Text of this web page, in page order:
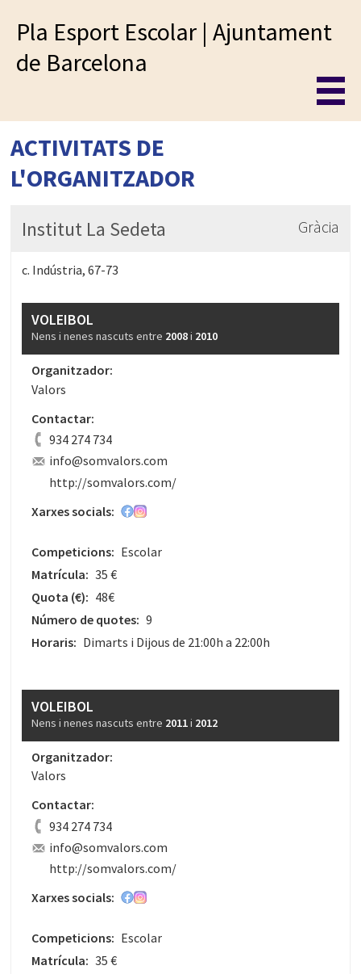
Pla Esport Escolar | Ajuntament
de Barcelona
ACTIVITATS DE
L'ORGANITZADOR
Institut La Sedeta Gràcia
c. Indústria, 67-73
VOLEIBOL
Nens i nenes nascuts entre 2008i 2010
Organitzador:
Valors
Contactar:
934 274 734
info@somvalors.com
http://somvalors.com/
Xarxes socials:
Competicions: Escolar
Matrícula: 35 €
Quota (€): 48€
Número de quotes: 9
Horaris: Dimarts i Dijous de 21:00h a 22:00h
VOLEIBOL
Nens i nenes nascuts entre 2011i 2012
Organitzador:
Valors
Contactar:
934 274 734
info@somvalors.com
http://somvalors.com/
Xarxes socials:
Competicions: Escolar
Matrícula: 35 €